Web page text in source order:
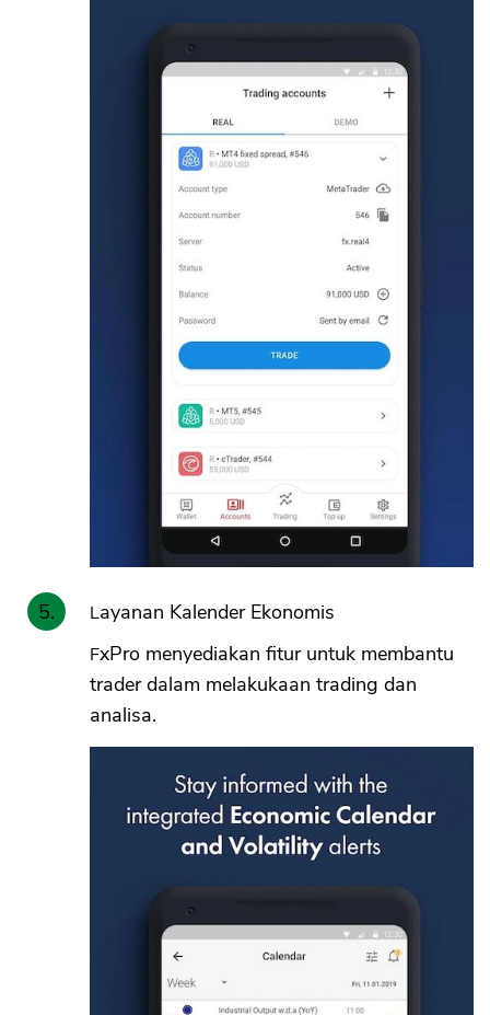
Layanan Kalender Ekonomis
FxPro menyediakan fitur untuk membantu
trader dalam melakukaan trading dan
analisa.